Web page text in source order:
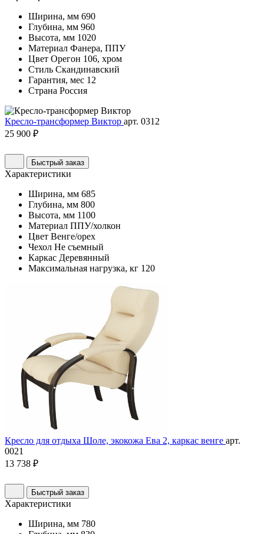
Ширина, мм 690
Глубина, мм 960
Высота, мм 1020
Материал Фанера, ППУ
Цвет Орегон 106, хром
Стиль Скандинавский
Гарантия, мес 12
Страна Россия
Кресло-трансформер Виктор арт. 0312
25 900 ₽
Быстрый заказ
Характеристики
Ширина, мм 685
Глубина, мм 800
Высота, мм 1100
Материал ППУ/холкон
Цвет Венге/орех
Чехол Не съемный
Каркас Деревянный
Максимальная нагрузка, кг 120
Кресло для отдыха Шоле, экокожа Ева 2, каркас венге арт.
0021
13 738 ₽
Быстрый заказ
Характеристики
Ширина, мм 780